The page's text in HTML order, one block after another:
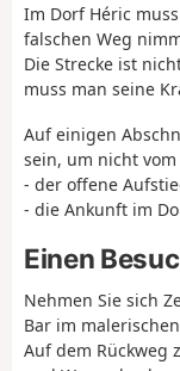
Im Dorf Héric
falschen Weg
Die Strecke ist
muss man seine
Auf einigen
sein, um nicht
- der offene
- die Ankunft im
Einen
Nehmen Sie sich
Bar im
Auf dem Rückweg